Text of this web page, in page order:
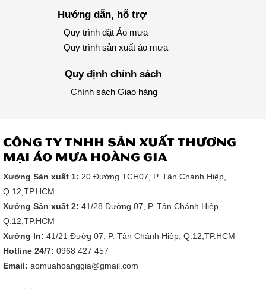
Hướng dẫn, hỗ trợ
Quy trình đặt Áo mưa
Quy trình sản xuất áo mưa
Quy định chính sách
Chính sách Giao hàng
CÔNG TY TNHH SẢN XUẤT THƯƠNG
MẠI ÁO MƯA HOÀNG GIA
Xưởng Sản xuất 1: 20 Đường TCH07, P. Tân Chánh Hiệp,
Q.12,TP.HCM
Xưởng Sản xuất 2: 41/28 Đường 07, P. Tân Chánh Hiệp,
Q.12,TP.HCM
Xưởng In: 41/21 Đườg 07, P. Tân Chánh Hiệp, Q.12,TP.HCM
Hotline 24/7: 0968 427 457
Email: aomuahoanggia@gmail.com